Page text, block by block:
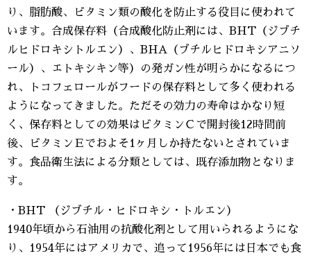
り、脂肪酸、ビタミン類の酸化を防止する役目に使われて
います。合成保存料（合成酸化防止剤には、BHT（ジブチ
ルヒドロキシトルエン）、BHA（ブチルヒドロキシアニソ
ール）、エトキシキン等）の発ガン性が明らかになるにつ
れ、トコフェロールがフードの保存料として多く使われる
ようになってきました。ただその効力の寿命はかなり短
く、保存料としての効果はビタミンＣで開封後12時間前
後、ビタミンＥでおよそ1ヶ月しか持たないとされていま
す。食品衛生法による分類としては、既存添加物となりま
す。
・BHT （ジブチル・ヒドロキシ・トルエン）
1940年頃から石油用の抗酸化剤として用いられるようにな
り、1954年にはアメリカで、追って1956年には日本でも食